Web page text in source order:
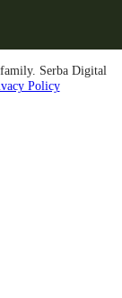
Serba Digital
Policy